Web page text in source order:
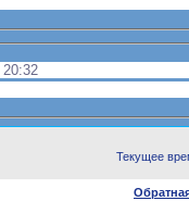
20:32
Текущее